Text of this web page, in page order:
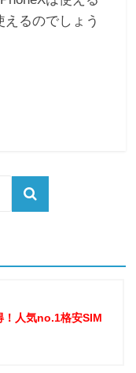
るのでしょう
！人気no.1格安SIM